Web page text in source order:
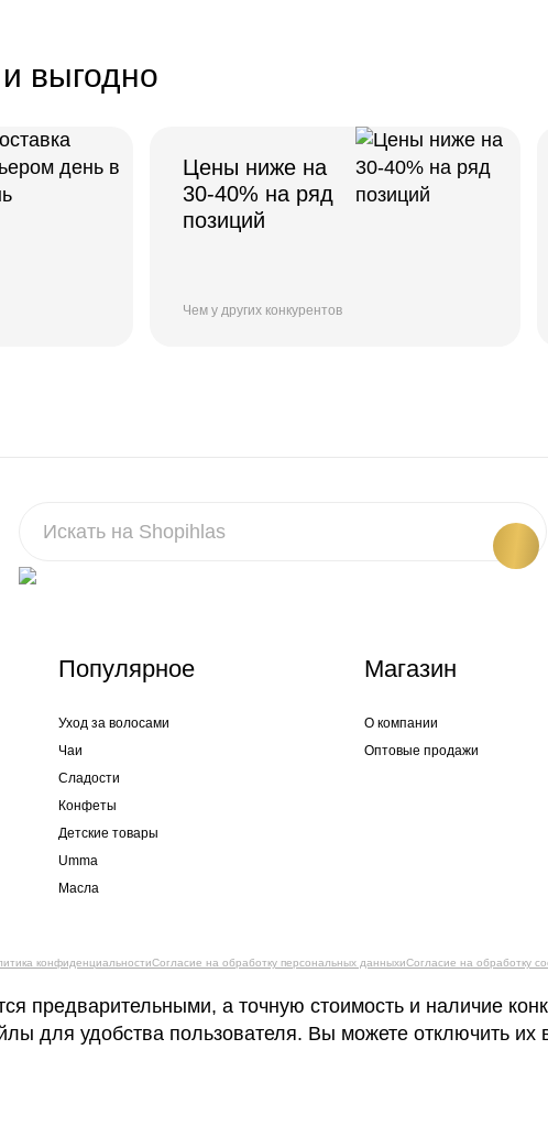
выгодно
Цены ниже на
30-40% на ряд
позиций
Чем у других конкурентов
Популярное
Уход за волосами
Чаи
Сладости
Конфеты
Детские товары
Umma
Масла
Магазин
О компании
Оптовые продажи
конфиденциальностиСогласие на обработку персональных данныхиСогласие на обработку
предварительными, а точную стоимость и наличие
для удобства пользователя. Вы можете отключить